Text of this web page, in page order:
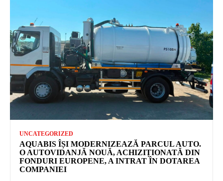
UNCATEGORIZED
AQUABIS ÎȘI MODERNIZEAZĂ PARCUL AUTO.
O AUTOVIDANJĂ NOUĂ, ACHIZIȚIONATĂ DIN
FONDURI EUROPENE, A INTRAT ÎN DOTAREA
COMPANIEI